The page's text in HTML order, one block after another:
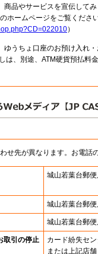
商品やサービスを宣伝して
ホームページをご覧くださ
）
ゆうちょ口座のお預け入れ
は、別途、ATM硬貨預払料
せ先が異なります。お電話
城山若葉台郵
城山若葉台郵
城山若葉台郵
取引の停止
カード紛失セ
または上記店舗